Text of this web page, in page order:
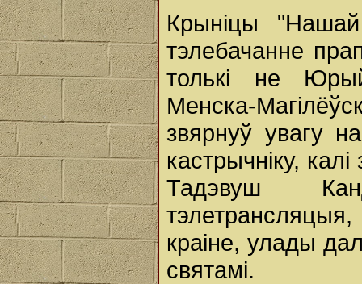
Крыніцы
тэлебачанне
толькі не
Менска-
звярнуў увагу
кастрычніку,
Тадэвуш
краіне, улады
святамі.